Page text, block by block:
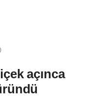
açınca